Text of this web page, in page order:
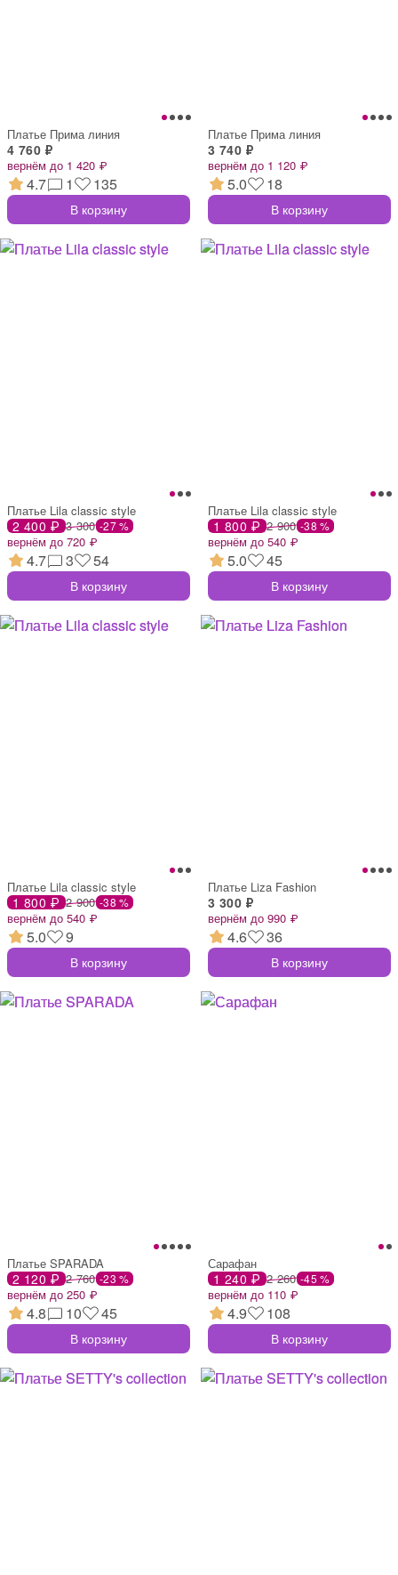
Платье Прима линия
4 760 ₽
вернём до 1 420 ₽
4.7 1 135
В корзину
Платье Прима линия
3 740 ₽
вернём до 1 120 ₽
5.0 18
В корзину
Платье Lila classic style
2 400 ₽ 3 300 -27 %
вернём до 720 ₽
4.7 3 54
В корзину
Платье Lila classic style
1 800 ₽ 2 900 -38 %
вернём до 540 ₽
5.0 45
В корзину
Платье Lila classic style
1 800 ₽ 2 900 -38 %
вернём до 540 ₽
5.0 9
В корзину
Платье Liza Fashion
3 300 ₽
вернём до 990 ₽
4.6 36
В корзину
Платье SPARADA
2 120 ₽ 2 760 -23 %
вернём до 250 ₽
4.8 10 45
В корзину
Сарафан
1 240 ₽ 2 260 -45 %
вернём до 110 ₽
4.9 108
В корзину